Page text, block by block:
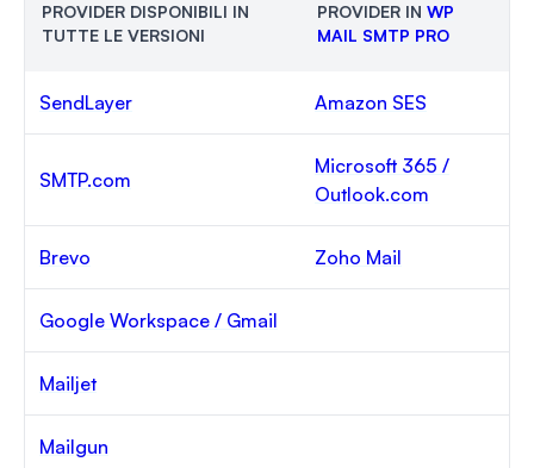
PROVIDER DISPONIBILI IN
TUTTE LE VERSIONI
PROVIDER IN WP
MAIL SMTP PRO
SendLayer Amazon SES
SMTP.com
Microsoft 365 /
Outlook.com
Brevo Zoho Mail
Google Workspace / Gmail
Mailjet
Mailgun